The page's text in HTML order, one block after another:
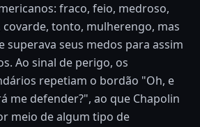
fraco, feio, medroso,
tonto, mulherengo, mas
superava seus medos para assim
Ao sinal de perigo, os
repetiam o bordão "Oh, e
me defender?", ao que Chapolin
meio de algum tipo de